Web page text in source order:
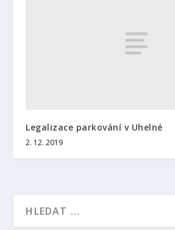
Legalizace parkování v Uhelné
2. 12. 2019